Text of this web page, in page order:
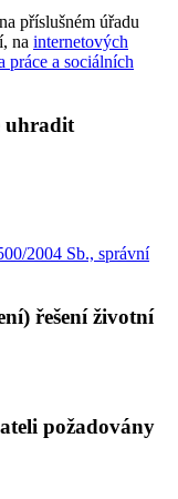
příslušném úřadu
na internetových
práce a sociálních
uhradit
2004 Sb., správní
řešení životní
požadovány